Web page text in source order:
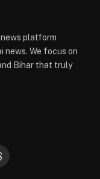
platform
news. We focus on
Bihar that truly